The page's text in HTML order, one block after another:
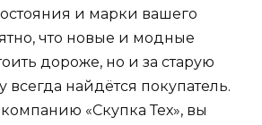
и марки вашего
что новые и модные
дороже, но и за старую
всегда найдётся покупатель.
«Скупка Тех», вы